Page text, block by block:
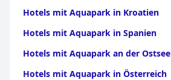
Hotels mit Aquapark in Kroatien
Hotels mit Aquapark in Spanien
Hotels mit Aquapark an der Ostsee
Hotels mit Aquapark in Österreich